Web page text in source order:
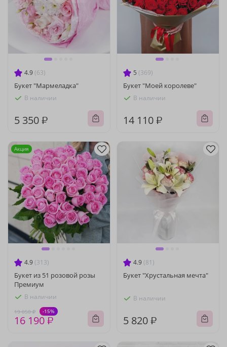
4.9 (63)
Букет "Мармеладка"
В наличии
5 350 ₽
5 (369)
Букет "Моей королеве"
В наличии
14 110 ₽
4.9 (313)
Букет из 51 розовой розы
Премиум
В наличии
19 050 ₽ -15%
16 190 ₽
Акция
4.9 (81)
Букет "Хрустальная мечта"
В наличии
5 820 ₽